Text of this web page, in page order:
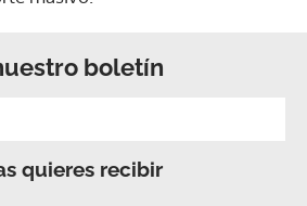
boletín
quieres recibir